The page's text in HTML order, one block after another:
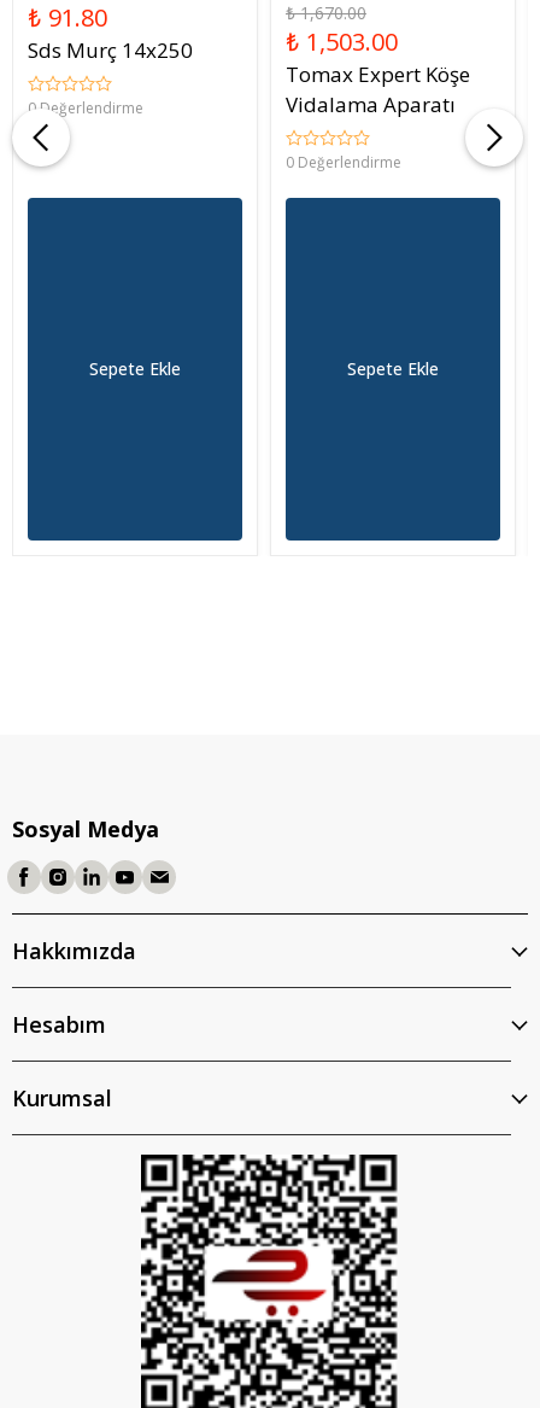
₺ 91.80
Sds Murç 14x250
0 Değerlendirme
Sepete Ekle
₺ 1,670.00
₺ 1,503.00
Tomax Expert Köşe
Vidalama Aparatı
0 Değerlendirme
Sepete Ekle
Sosyal Medya
Hakkımızda
Hesabım
Kurumsal